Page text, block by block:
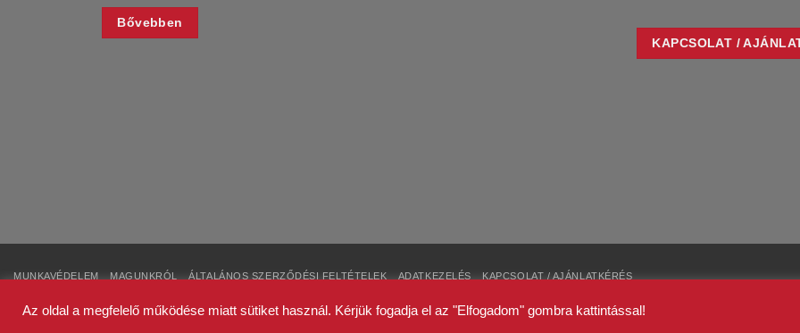
Bővebben
KAPCSOLAT /
MUNKAVÉDELEM MAGUNKRÓL ÁLTALÁNOS SZERZŐDÉSI FELTÉTELEK ADATKEZELÉS KAPCSOLAT / AJÁNLATKÉRÉS
Az oldal a megfelelő működése miatt sütiket használ. Kérjük fogadja el az "Elfogadom" gombra kattintással!